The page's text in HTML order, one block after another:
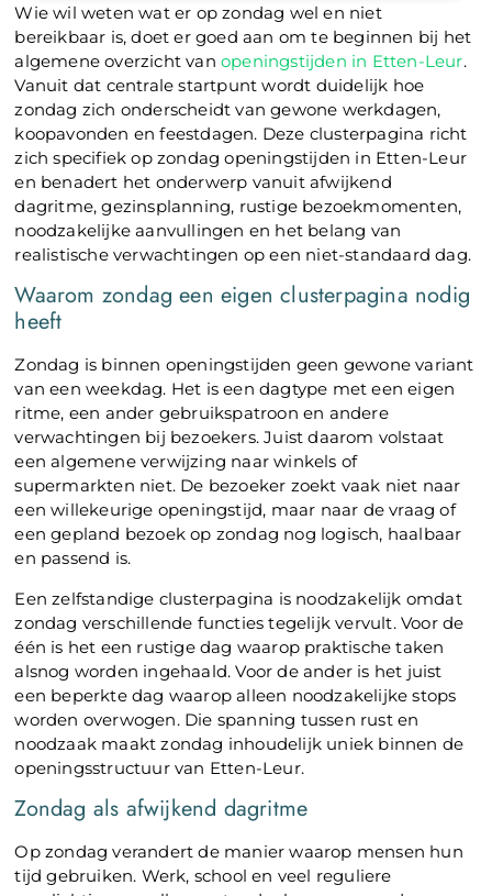
Wie wil weten wat er op zondag wel en niet
bereikbaar is, doet er goed aan om te beginnen bij het
algemene overzicht vanopeningstijden in Etten-Leur.
Vanuit dat centrale startpunt wordt duidelijk hoe
zondag zich onderscheidt van gewone werkdagen,
koopavonden en feestdagen. Deze clusterpagina richt
zich specifiek op zondag openingstijden in Etten-Leur
en benadert het onderwerp vanuit afwijkend
dagritme, gezinsplanning, rustige bezoekmomenten,
noodzakelijke aanvullingen en het belang van
realistische verwachtingen op een niet-standaard dag.
Waarom zondag een eigen clusterpagina nodig
heeft
Zondag is binnen openingstijden geen gewone variant
van een weekdag. Het is een dagtype met een eigen
ritme, een ander gebruikspatroon en andere
verwachtingen bij bezoekers. Juist daarom volstaat
een algemene verwijzing naar winkels of
supermarkten niet. De bezoeker zoekt vaak niet naar
een willekeurige openingstijd, maar naar de vraag of
een gepland bezoek op zondag nog logisch, haalbaar
en passend is.
Een zelfstandige clusterpagina is noodzakelijk omdat
zondag verschillende functies tegelijk vervult. Voor de
één is het een rustige dag waarop praktische taken
alsnog worden ingehaald. Voor de ander is het juist
een beperkte dag waarop alleen noodzakelijke stops
worden overwogen. Die spanning tussen rust en
noodzaak maakt zondag inhoudelijk uniek binnen de
openingsstructuur van Etten-Leur.
Zondag als afwijkend dagritme
Op zondag verandert de manier waarop mensen hun
tijd gebruiken. Werk, school en veel reguliere